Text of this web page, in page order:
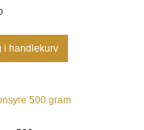
i handlekurv